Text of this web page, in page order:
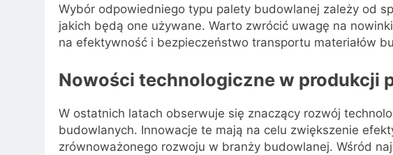
Wybór odpowiedniego typu palety budowlanej zależy od
jakich będą one używane. Warto zwrócić uwagę na
na efektywność i bezpieczeństwo transportu materiałów
Nowości technologiczne w produkcji
W ostatnich latach obserwuje się znaczący rozwój
budowlanych. Innowacje te mają na celu zwiększenie
zrównoważonego rozwoju w branży budowlanej. Wśród